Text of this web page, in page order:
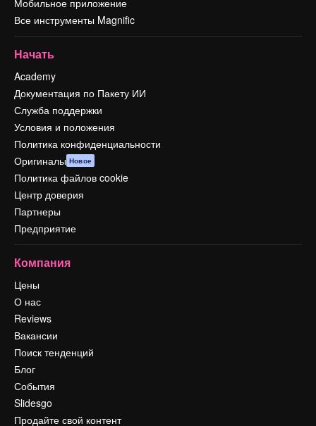
Мобильное приложение
Все инструменты Magnific
Начать
Academy
Документация по Пакету ИИ
Служба поддержки
Условия и положения
Политика конфиденциальности
Оригиналы Новое
Политика файлов cookie
Центр доверия
Партнеры
Предприятие
Компания
Цены
О нас
Reviews
Вакансии
Поиск тенденций
Блог
События
Slidesgo
Продайте свой контент